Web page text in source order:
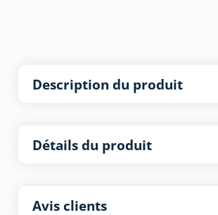
Description du produit
Détails du produit
Avis clients